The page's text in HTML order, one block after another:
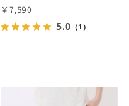
￥7,590
5.0 （1）